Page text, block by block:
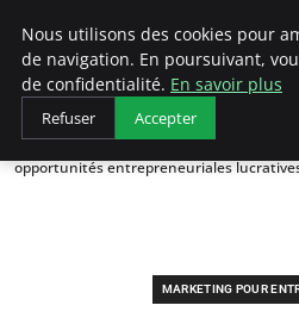
LECFCM
Accueil
Marketing pour entrepreneurs
opportunités entrepreneuriales
MARKETING POUR
Nous utilisons des cookies pour
de navigation. En poursuivant,
de confidentialité. En savoir plus
Refuser Accepter